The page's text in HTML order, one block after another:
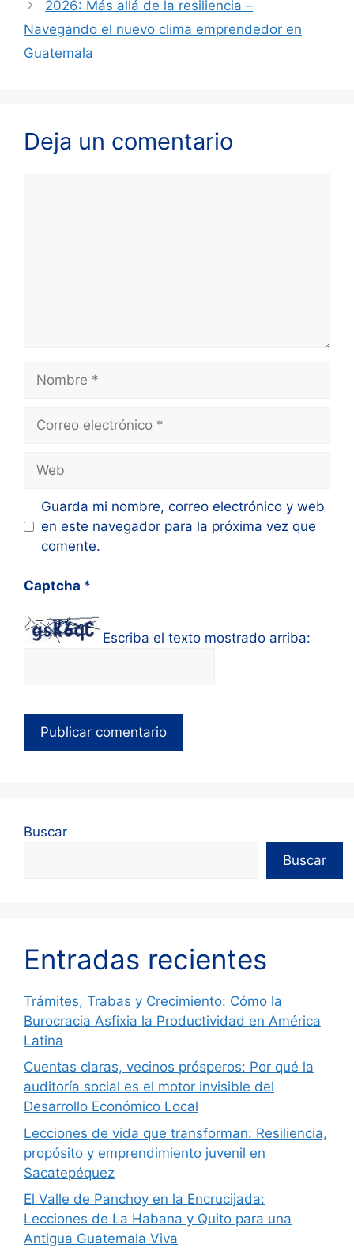
2026: Más allá de la resiliencia –
Navegando el nuevo clima emprendedor en
Guatemala
Deja un comentario
electrónico
Guarda mi nombre, correo electrónico y web
en este navegador para la próxima vez que
comente.
Captcha *
Escriba el texto mostrado arriba:
Buscar
Buscar
Entradas recientes
Trámites, Trabas y Crecimiento: Cómo la
Burocracia Asfixia la Productividad en América
Latina
Cuentas claras, vecinos prósperos: Por qué la
auditoría social es el motor invisible del
Desarrollo Económico Local
Lecciones de vida que transforman: Resiliencia,
propósito y emprendimiento juvenil en
Sacatepéquez
El Valle de Panchoy en la Encrucijada:
Lecciones de La Habana y Quito para una
Antigua Guatemala Viva